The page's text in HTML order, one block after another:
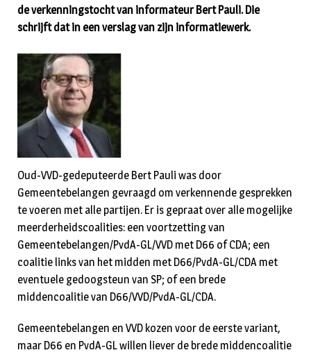
de verkenningstocht van informateur Bert Pauli. Die
schrijft dat in een verslag van zijn informatiewerk.
Oud-VVD-gedeputeerde Bert Pauli was door
Gemeentebelangen gevraagd om verkennende gesprekken
te voeren met alle partijen. Er is gepraat over alle mogelijke
meerderheidscoalities: een voortzetting van
Gemeentebelangen/PvdA-GL/VVD met D66 of CDA; een
coalitie links van het midden met D66/PvdA-GL/CDA met
eventuele gedoogsteun van SP; of een brede
middencoalitie van D66/VVD/PvdA-GL/CDA.
Gemeentebelangen en VVD kozen voor de eerste variant,
maar D66 en PvdA-GL willen liever de brede middencoalitie